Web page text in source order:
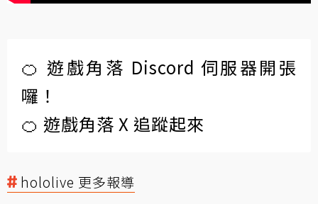
🍊 遊戲角落 Discord 伺服器開張
囉！
🍊 遊戲角落 X 追蹤起來
hololive 更多報導